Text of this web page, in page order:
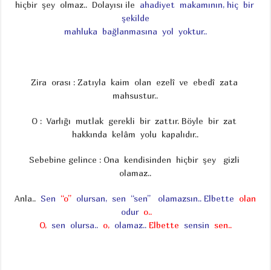
hiçbir şey olmaz.. Dolayısı ile ahadiyet makamının, hiç bir
şekilde
mahluka bağlanmasına yol yoktur..
Zira orası : Zatıyla kaim olan ezelî ve ebedî zata
mahsustur..
O : Varlığı mutlak gerekli bir zattır. Böyle bir zat
hakkında kelâm yolu kapalıdır..
Sebebine gelince : Ona kendisinden hiçbir şey gizli
olamaz..
Anla.. Sen “o” olursan, sen “sen” olamazsın.. Elbette olan
odur o..
O, sen olursa.. o, olamaz.. Elbette sensin sen..